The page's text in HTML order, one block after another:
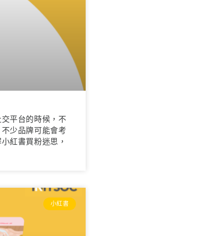
平台的時候，不
少品牌可能會考
紅書買粉迷思，
小紅書